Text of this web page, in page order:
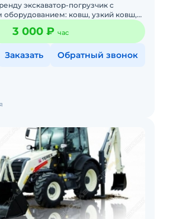
экскаватор-погрузчик с
ковш, узкий ковш,
и ямобур. Минимальный заказ
3 000 ₽ час
Заказать Обратный звонок